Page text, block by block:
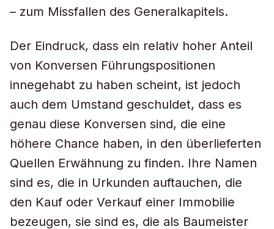
– zum Missfallen des Generalkapitels.
Der Eindruck, dass ein relativ hoher Anteil
von Konversen Führungspositionen
innegehabt zu haben scheint, ist jedoch
auch dem Umstand geschuldet, dass es
genau diese Konversen sind, die eine
höhere Chance haben, in den überlieferten
Quellen Erwähnung zu finden. Ihre Namen
sind es, die in Urkunden auftauchen, die
den Kauf oder Verkauf einer Immobilie
bezeugen, sie sind es, die als Baumeister